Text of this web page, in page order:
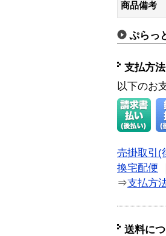
商品備考
ぷらっ
支払方
以下のお
売掛取引(
換宅配便
⇒支払方
送料に